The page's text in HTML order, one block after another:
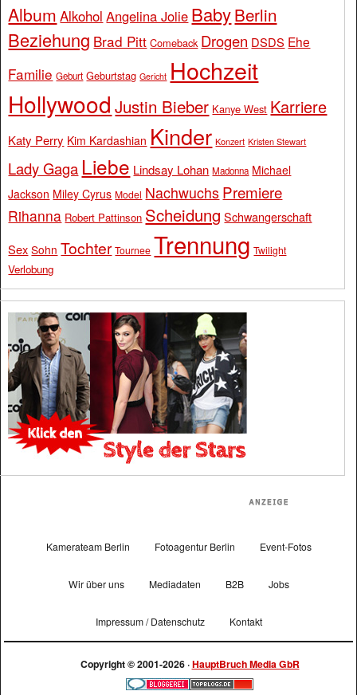
Album Alkohol Angelina Jolie BabyBerlin
Beziehung Brad Pitt Comeback Drogen DSDS Ehe
Familie Geburt Geburtstag Gericht Hochzeit
Hollywood Justin Bieber Kanye West Karriere
Katy Perry Kim Kardashian Kinder Konzert Kristen Stewart
Lady Gaga Liebe Lindsay Lohan Madonna Michael
Jackson Miley Cyrus Model Nachwuchs Premiere
Rihanna Robert Pattinson Scheidung Schwangerschaft
Sex Sohn Tochter Tournee Trennung Twilight
Verlobung
Kamerateam Berlin Fotoagentur Berlin Event-Fotos
Wir über uns Mediadaten B2B Jobs
Impressum / Datenschutz Kontakt
Copyright © 2001-2026 ·HauptBruch Media GbR